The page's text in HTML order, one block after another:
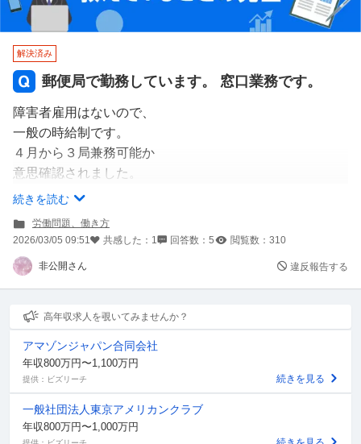
解決済み
郵便局で勤務しています。 窓口業務です。
障害者雇用はないので、
一般の時給制です。
４月から３局兼務可能か
意思確認されました。
障害者手帳を会社に提出しています。
人事に伝えます…とのことでしたが
人事とは無関係の所で
兼務の意思確認でした。
言われた直後に、
精神的に難しいので…と断りました。
他の社員から時給制は、
みんな(定型発達)３局兼務して
当たり前だから、
行きたくないという理由で断れる立場にいないんだよ？と
言われました。
続きを読む
労働問題、働き方
2026/03/05 09:51
共感した： 1 回答数： 5 閲覧数： 310
非公開さん 違反報告する
高年収求人を覗いてみませんか？
アマゾンジャパン合同会社
年収800万円〜1,100万円
提供：ビズリーチ 続きを見る
一般社団法人東京アメリカンクラブ
年収800万円〜1,000万円